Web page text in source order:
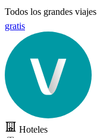
Todos los grandes viajes
gratis
Hoteles